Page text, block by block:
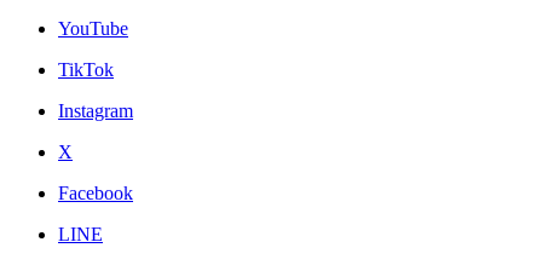
YouTube
TikTok
Instagram
X
Facebook
LINE